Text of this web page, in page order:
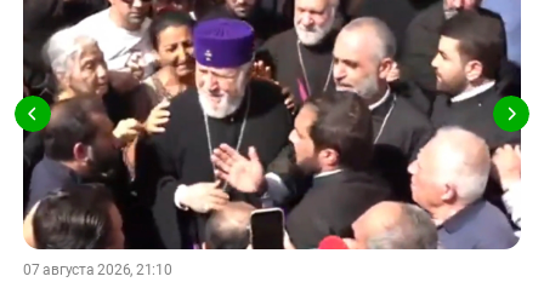
07 августа 2026, 21:10